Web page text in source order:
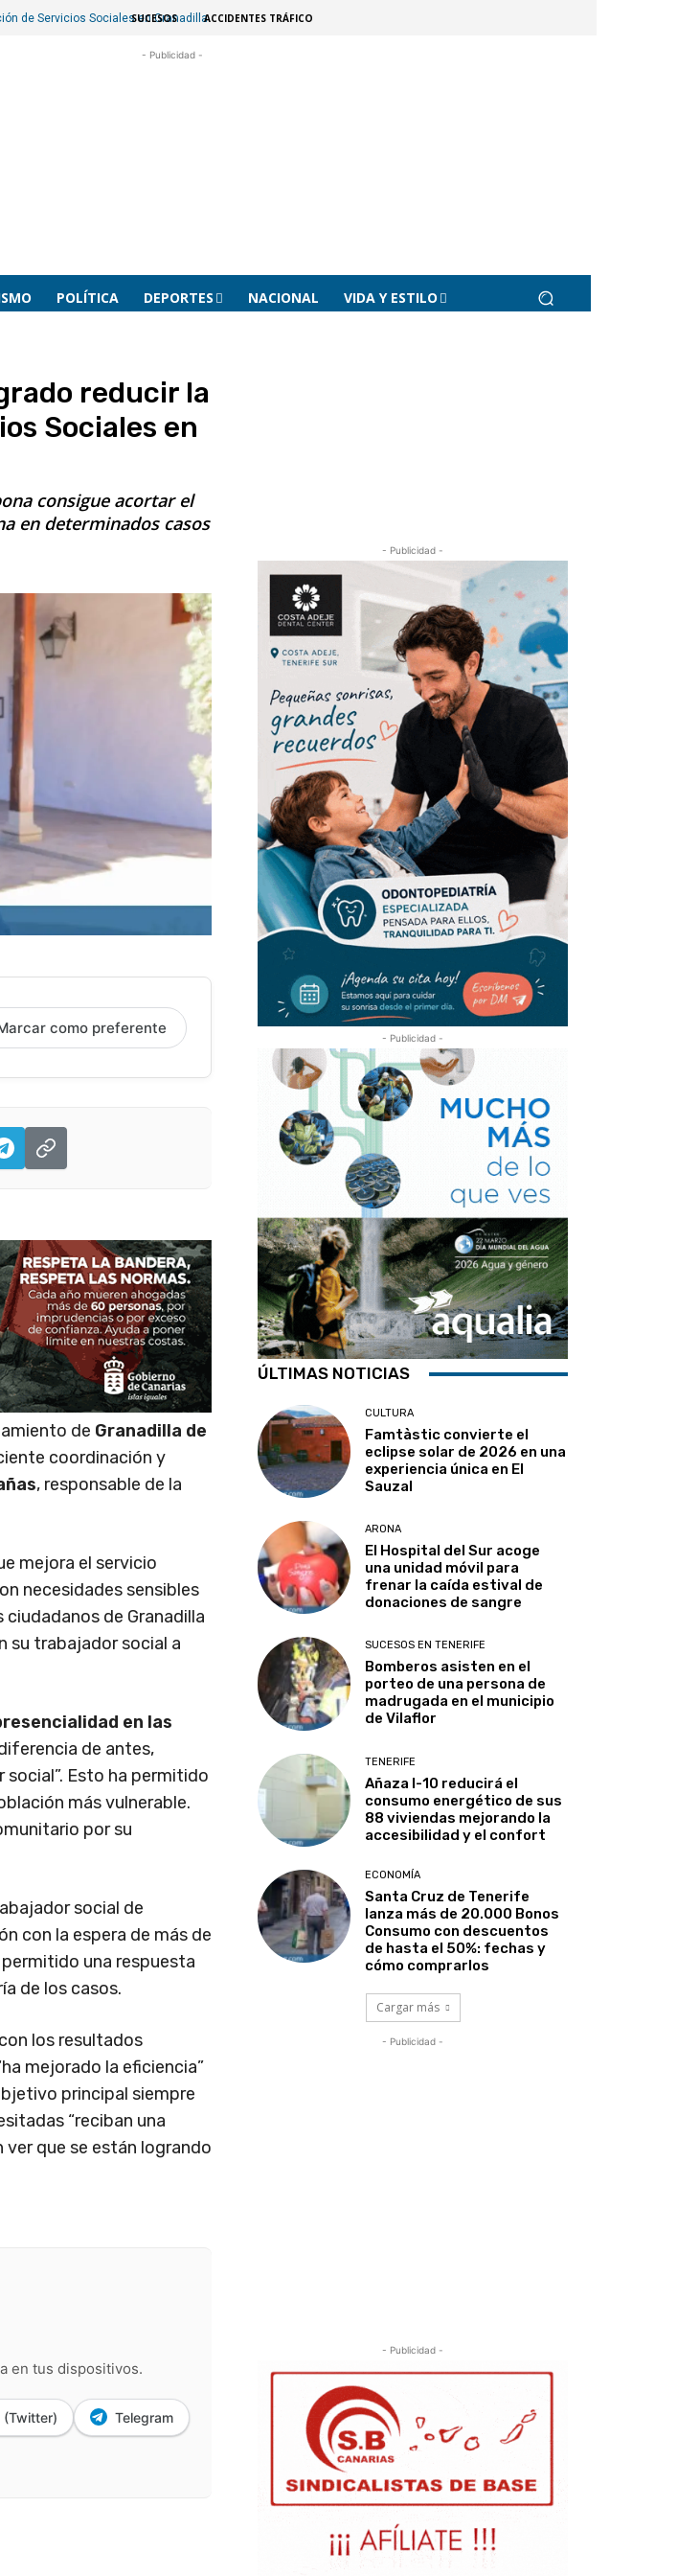
de Servicios Sociales en Granadilla
SUCESOS ACCIDENTES TRÁFICO
- Publicidad -
POLÍTICA DEPORTES NACIONAL VIDA Y ESTILO
reducir la
Sociales en
consigue acortar el
en determinados casos
como preferente
de Granadilla de
coordinación y
, responsable de la
mejora el servicio
necesidades sensibles
de Granadilla
su trabajador social a
en las
de antes,
Esto ha permitido
más vulnerable.
por su
social de
con la espera de más de
una respuesta
de los casos.
los resultados
mejorado la eficiencia”
principal siempre
“reciban una
ver que se están logrando
en tus dispositivos.
(Twitter) Telegram
- Publicidad -
- Publicidad -
ÚLTIMAS NOTICIAS
CULTURA
Famtàstic convierte el
eclipse solar de 2026 en una
experiencia única en El
Sauzal
ARONA
El Hospital del Sur acoge
una unidad móvil para
frenar la caída estival de
donaciones de sangre
SUCESOS EN TENERIFE
Bomberos asisten en el
porteo de una persona de
madrugada en el municipio
de Vilaflor
TENERIFE
Añaza I-10 reducirá el
consumo energético de sus
88 viviendas mejorando la
accesibilidad y el confort
ECONOMÍA
Santa Cruz de Tenerife
lanza más de 20.000 Bonos
Consumo con descuentos
de hasta el 50%: fechas y
cómo comprarlos
Cargar más
- Publicidad -
- Publicidad -